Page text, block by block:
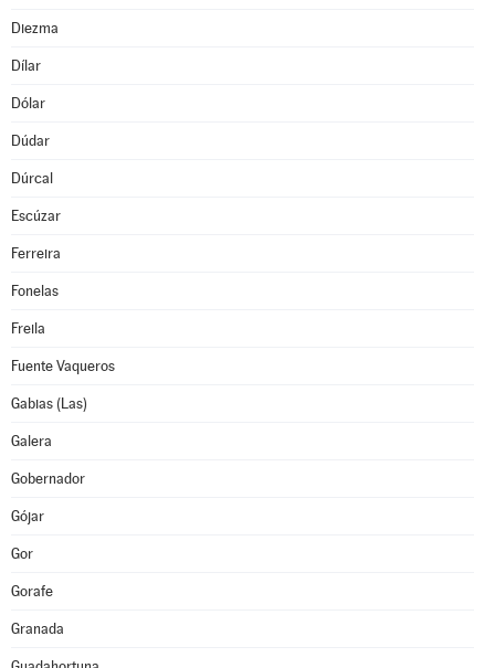
Diezma
Dílar
Dólar
Dúdar
Dúrcal
Escúzar
Ferreira
Fonelas
Freila
Fuente Vaqueros
Gabias (Las)
Galera
Gobernador
Gójar
Gor
Gorafe
Granada